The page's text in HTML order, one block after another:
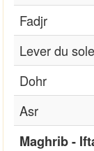
Fadjr
Lever du
Dohr
Asr
Maghrib -